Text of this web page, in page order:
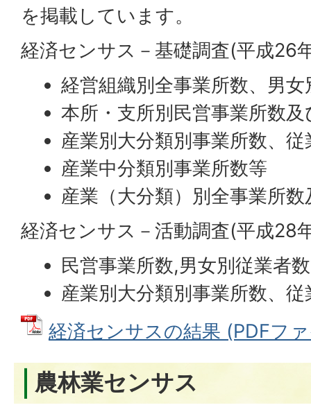
を掲載しています。
経済センサス－基礎調査(平成26
経営組織別全事業所数、男
本所・支所別民営事業所数
産業別大分類別事業所数、従
産業中分類別事業所数等
産業（大分類）別全事業所
経済センサス－活動調査(平成28
民営事業所数,男女別従業者
産業別大分類別事業所数、従
経済センサスの結果 (PDFフ
農林業センサス